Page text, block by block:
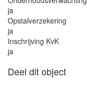
ja
Opstalverzekering
ja
Inschrijving KvK
ja
Deel dit object